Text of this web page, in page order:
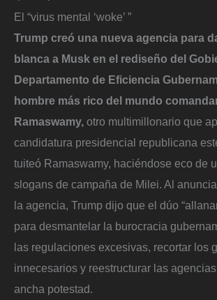
El “virus mental ‘woke’ ”
Trump creó una nueva agencia para
blanca a Musk en el rediseño del
Departamento de Eficiencia
hombre más rico del mundo
Ramaswamy, otro multimillonario que
candidatura presidencial republicana
tuiteó Ramaswamy, haciéndose eco de
slogans de campaña de Milei. Al
la agencia, Trump dijo que el dúo
para desmantelar la burocracia
las regulaciones excesivas, recortar los
innecesarios y reestructurar las
ancha potestad.